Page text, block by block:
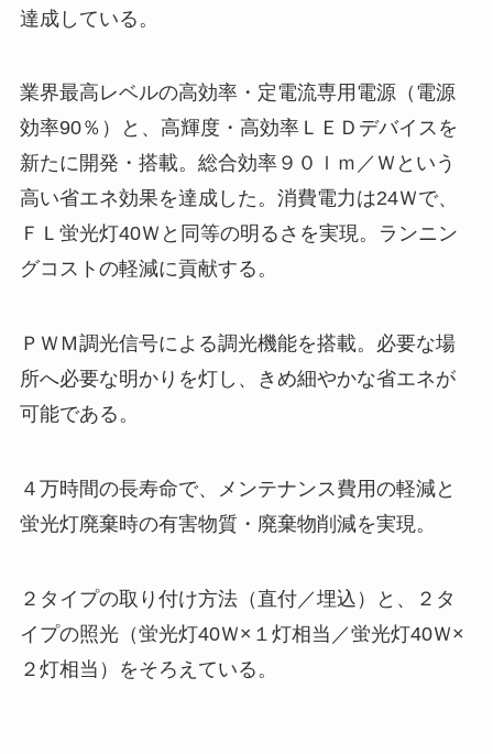
達成している。
業界最高レベルの高効率・定電流専用電源（電源
効率90％）と、高輝度・高効率ＬＥＤデバイスを
新たに開発・搭載。総合効率９０ｌｍ／Ｗという
高い省エネ効果を達成した。消費電力は24Ｗで、
ＦＬ蛍光灯40Ｗと同等の明るさを実現。ランニン
グコストの軽減に貢献する。
ＰＷＭ調光信号による調光機能を搭載。必要な場
所へ必要な明かりを灯し、きめ細やかな省エネが
可能である。
４万時間の長寿命で、メンテナンス費用の軽減と
蛍光灯廃棄時の有害物質・廃棄物削減を実現。
２タイプの取り付け方法（直付／埋込）と、２タ
イプの照光（蛍光灯40Ｗ×１灯相当／蛍光灯40Ｗ×
２灯相当）をそろえている。